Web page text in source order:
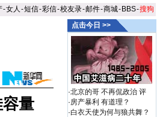
-女人 -短信-彩信-校友录-邮件-商城- BBS-搜狗
量
点击今日 >>
·北京的哥 不再侃政治 评
·房产暴利 有道理？
·白衣天使为何与狼共舞？